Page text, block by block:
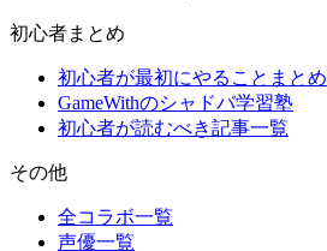
初心者まとめ
初心者が最初にやることまとめ
GameWithのシャドバ学習塾
初心者が読むべき記事一覧
その他
全コラボ一覧
声優一覧